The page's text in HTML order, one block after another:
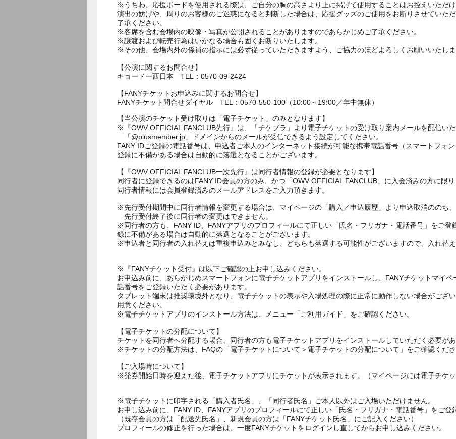
※うちわ、応援ボードを使用される際は、ご自分の胸の高さより上に掲げて使用することはお控えいただ
演出の妨げや、周りのお客様のご迷惑になると判断した場合は、応援グッズのご使用をお断りさせていた
了承ください。
※客席を含む会場内の映像・写真が公開されることがありますのであらかじめご了承ください。
※譲渡および転売行為はいかなる場合も固くお断りいたします。
※その他、会場内外の係員の指示には必ず従っていただきますよう、ご協力のほどよろしくお願いいたしま
【公演に関するお問合せ】
キョードー西日本 TEL：0570-09-2424
【FANYチケットお申込みに関するお問合せ】
FANYチケット問合せダイヤル TEL：0570-550-100（10:00～19:00／年中無休）
【当公演のチケット受け取りは「電子チケット」のみとなります】
※『OWV OFFICIAL FANCLUB先行』は、「チケプラ」より電子チケットの受け取り案内メールを配信いた
「@plusmember.jp」ドメインからのメールが受信できるよう設定してください。
FANY IDご登録の電話番号は、申込者ご本人のインターネット接続が可能な携帯電話番号（スマートフォン
登録に不備がある場合は自動的に落選となることがございます。
【『OWV OFFICIAL FANCLUB一次先行』は同行者情報の登録が必要となります】
同行者に登録できるのはFANY ID会員の方のみ、かつ「OWV OFFICIAL FANCLUB」に入会済みの方に限り
同行者情報には会員登録済みのメールアドレスをご入力頂きます。
※先行受付期間中に同行者情報を変更する場合は、マイページの「購入／申込履歴」より申込取消ののち、
先行受付終了後に同行者の変更はできません。
※同行者の方も、FANY ID、FANYアプリのプロフィールにて正しい「氏名・フリガナ・電話番号」をご登
録に不備がある場合は自動的に落選となることがございます。
※申込者と同行者の入れ替えは重複申込みとみなし、どちらも落選する可能性がございますので、入れ替
※『FANYチケット受付』は以下ご確認の上お申し込みください。
お申込み前に、あらかじめスマートフォンに電子チケットアプリをインストールし、FANYチケットマイ
話番号をご登録いただく必要があります。
タブレット端末は推奨環境外となり、電子チケットの表示や入場処理の際に正常に動作しない場合がござ
用意ください。
※電子チケットアプリのインストール方法は、メニュー「ご利用ガイド」をご確認ください。
【電子チケットの分配について】
チケットを同行者へ分配する場合、同行者の方も電子チケットアプリをインストールしていただく必要があ
※チケットの分配方法は、FAQの「電子チケットについて＞電子チケットの分配について」をご確認くださ
【ご入場時について】
※発券開始日時を迎えた後、電子チケットアプリにチケットが表示されます。（マイページには電子チケ
※電子チケットに印字される「購入者氏名」、「同行者氏名」ご本人以外はご入場いただけません。
お申し込み前に、FANY ID、FANYアプリのプロフィールにて正しい「氏名・フリガナ・電話番号」をご登
（既存会員の方は「配送先氏名」、新規会員の方は「FANYチケット氏名」にご記入ください）
プロフィールの修正を行った場合は、一度FANYチケットをログインし直してからお申し込みください。